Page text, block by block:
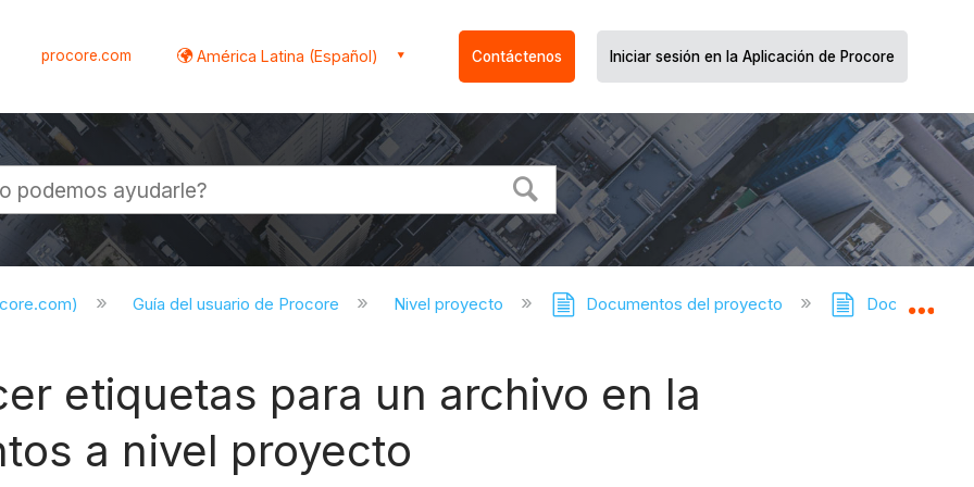
procore.com América Latina (Español) Contáctenos Iniciar sesión en la Aplicación de Procore
Guía del usuario de Procore Nivel proyecto Documentos del proyecto Documentos
etiquetas para un archivo en la
a nivel proyecto